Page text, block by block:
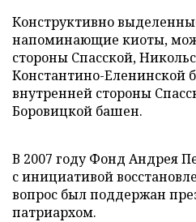
Конструктивно
напоминающие киоты,
стороны Спасской,
Константино-Еленинской
внутренней стороны
Боровицкой башен.
В 2007 году Фонд Андрея
с инициативой
вопрос был поддержан
патриархом.